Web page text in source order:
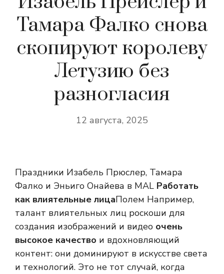
Тамара Фалко снова
скопируют королеву
Летузию без
разногласия
12 августа, 2025
Праздники Изабель Прюслер, Тамара
Фалко и Эньиго Онайева в MAL Работать
как влиятельные лицаПолем Например,
талант влиятельных лиц роскоши для
создания изображений и видео очень
высокое качество и вдохновляющий
контент: они доминируют в искусстве света
и технологий. Это не тот случай, когда